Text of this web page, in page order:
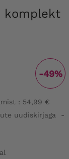
-49%
: 54,99 €
uudiskirjaga -